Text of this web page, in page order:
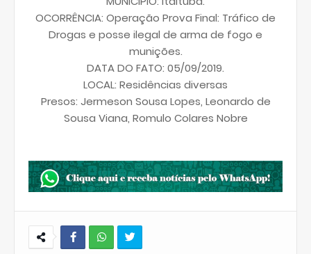
OCORRÊNCIA: Operação Prova Final: Tráfico de
Drogas e posse ilegal de arma de fogo e
munições.
DATA DO FATO: 05/09/2019.
LOCAL: Residências diversas
Presos: Jermeson Sousa Lopes, Leonardo de
Sousa Viana, Romulo Colares Nobre